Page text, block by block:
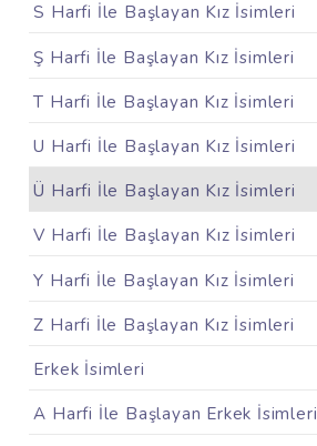
S Harfi İle Başlayan Kız İsimleri
Ş Harfi İle Başlayan Kız İsimleri
T Harfi İle Başlayan Kız İsimleri
U Harfi İle Başlayan Kız İsimleri
Ü Harfi İle Başlayan Kız İsimleri
V Harfi İle Başlayan Kız İsimleri
Y Harfi İle Başlayan Kız İsimleri
Z Harfi İle Başlayan Kız İsimleri
Erkek İsimleri
A Harfi İle Başlayan Erkek İsimleri